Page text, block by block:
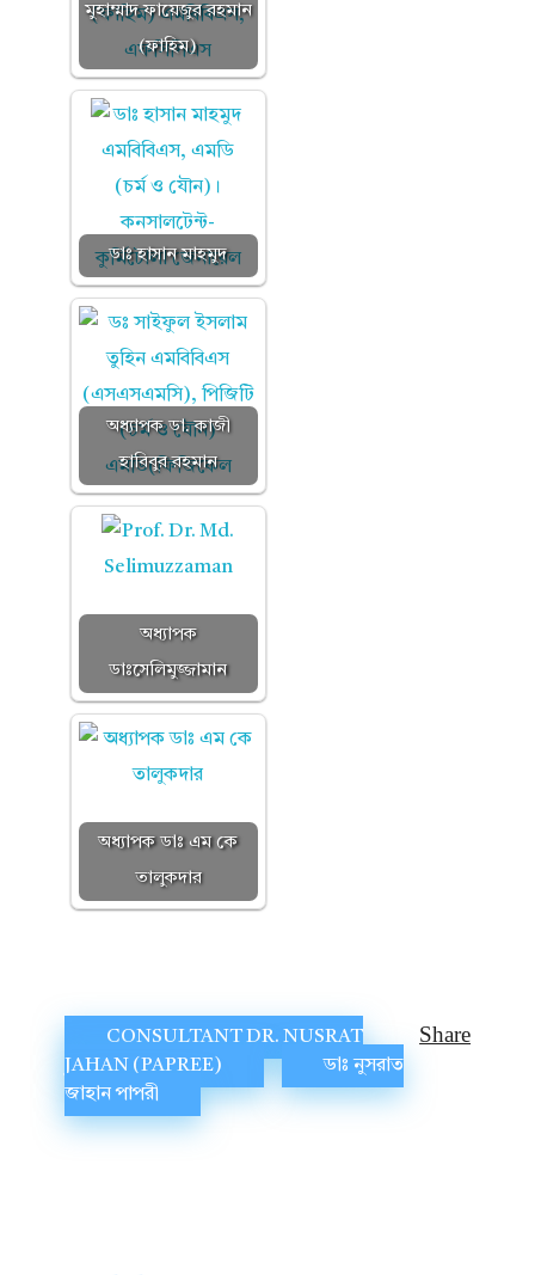
মুহাম্মাদ ফায়েজুর রহমান
(ফাহিম)
ডাঃ হাসান মাহমুদ
অধ্যাপক ডা. কাজী
হাবিবুর রহমান
অধ্যাপক
ডাঃসেলিমুজ্জামান
অধ্যাপক ডাঃ এম কে
তালুকদার
CONSULTANT DR. NUSRAT
JAHAN (PAPREE)
ডাঃ নুসরাত
জাহান পাপরী